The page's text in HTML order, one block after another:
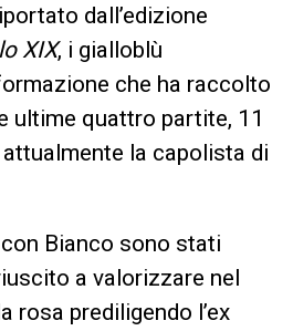
dall’edizione
XIX, i gialloblù
che ha raccolto
ultime quattro partite, 11
attualmente la capolista di
Bianco sono stati
a valorizzare nel
rosa prediligendo l’ex